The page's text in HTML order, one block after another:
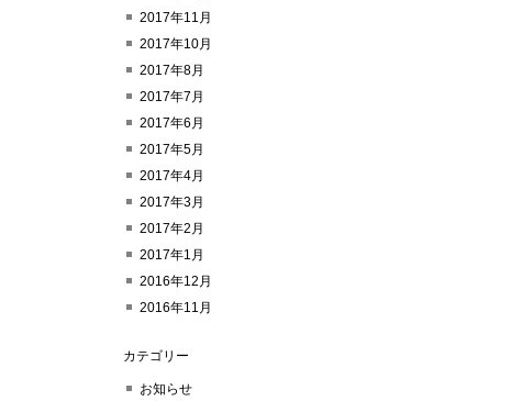
2017年11月
2017年10月
2017年8月
2017年7月
2017年6月
2017年5月
2017年4月
2017年3月
2017年2月
2017年1月
2016年12月
2016年11月
カテゴリー
お知らせ